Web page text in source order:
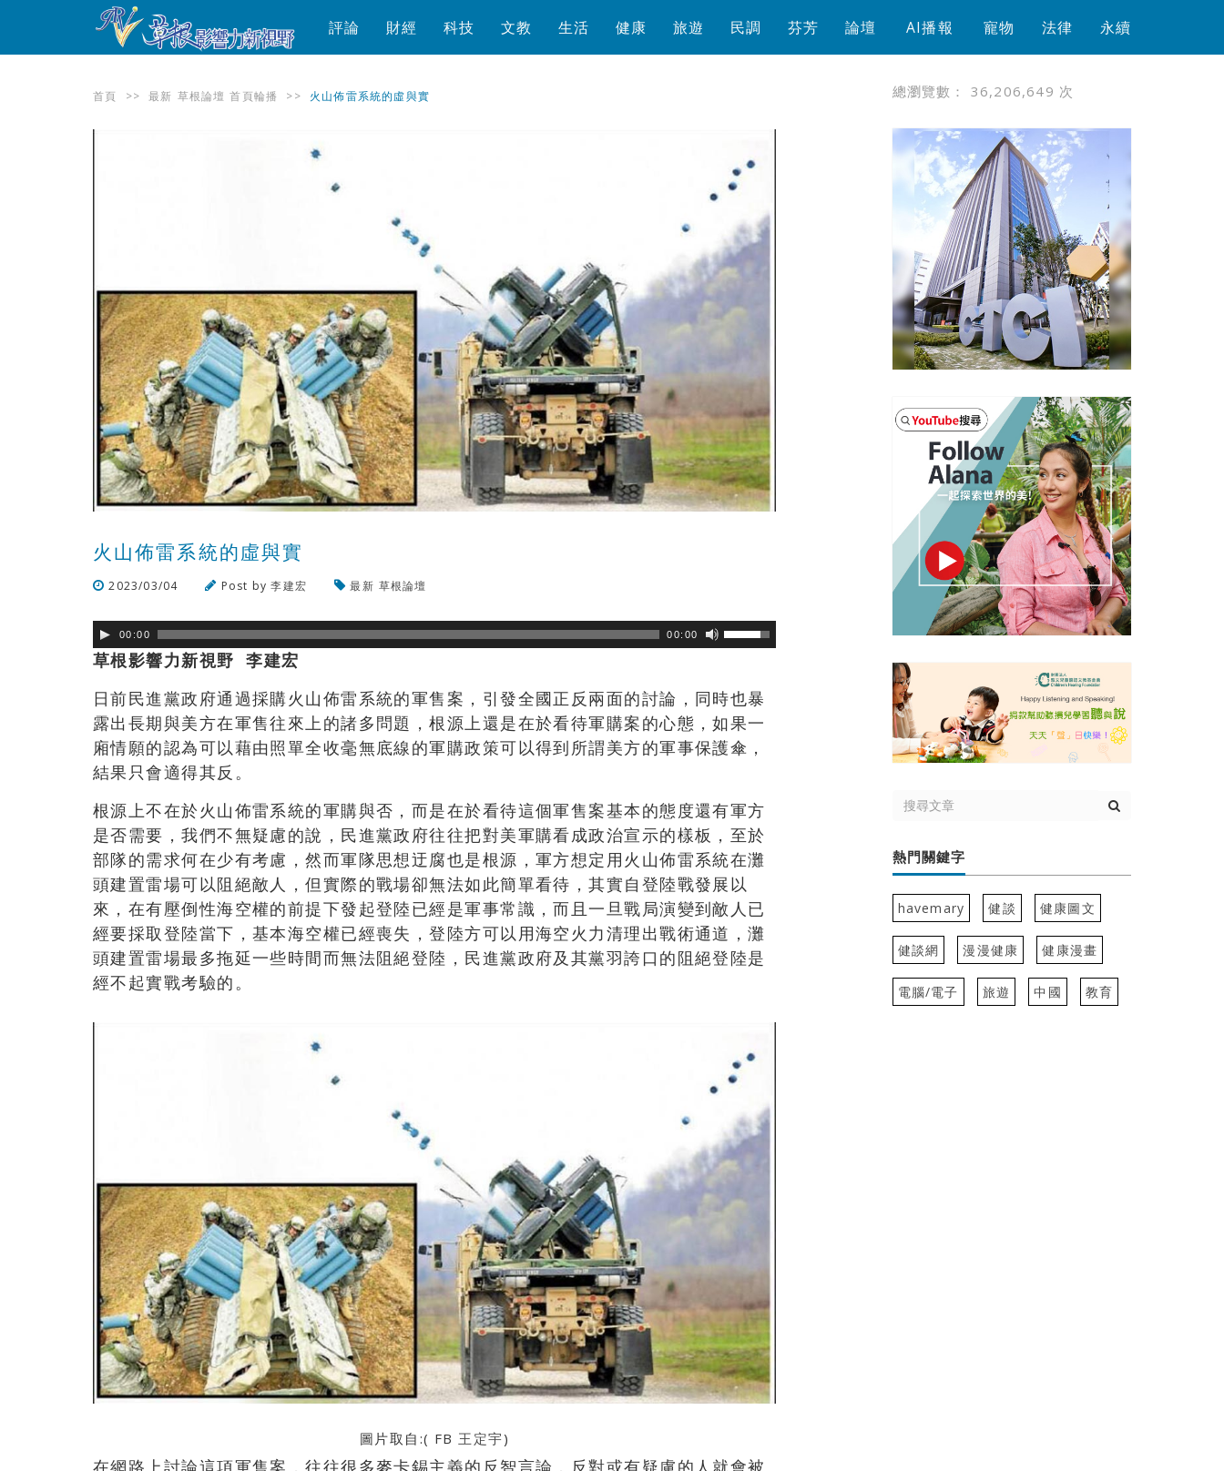
評論 財經 科技 文教 生活 健康 旅遊 民調 芬芳 論壇 AI播報 寵物 法律 永續
首頁 >> 最新 草根論壇 首頁輪播 >> 火山佈雷系統的虛與實
火山佈雷系統的虛與實
2023/03/04 Post by李建宏 最新 草根論壇
00:00 00:00
草根影響力新視野 李建宏
日前民進黨政府通過採購火山佈雷系統的軍售案，引發全國正反兩面的討論，同時也暴
露出長期與美方在軍售往來上的諸多問題，根源上還是在於看待軍購案的心態，如果一
廂情願的認為可以藉由照單全收毫無底線的軍購政策可以得到所謂美方的軍事保護傘，
結果只會適得其反。
根源上不在於火山佈雷系統的軍購與否，而是在於看待這個軍售案基本的態度還有軍方
是否需要，我們不無疑慮的說，民進黨政府往往把對美軍購看成政治宣示的樣板，至於
部隊的需求何在少有考慮，然而軍隊思想迂腐也是根源，軍方想定用火山佈雷系統在灘
頭建置雷場可以阻絕敵人，但實際的戰場卻無法如此簡單看待，其實自登陸戰發展以
來，在有壓倒性海空權的前提下發起登陸已經是軍事常識，而且一旦戰局演變到敵人已
經要採取登陸當下，基本海空權已經喪失，登陸方可以用海空火力清理出戰術通道，灘
頭建置雷場最多拖延一些時間而無法阻絕登陸，民進黨政府及其黨羽誇口的阻絕登陸是
經不起實戰考驗的。
圖片取自:( FB 王定宇)
總瀏覽數： 36,206,649 次
熱門關鍵字
havemary 健談 健康圖文
健談網 漫漫健康 健康漫畫
電腦/電子 旅遊 中國 教育